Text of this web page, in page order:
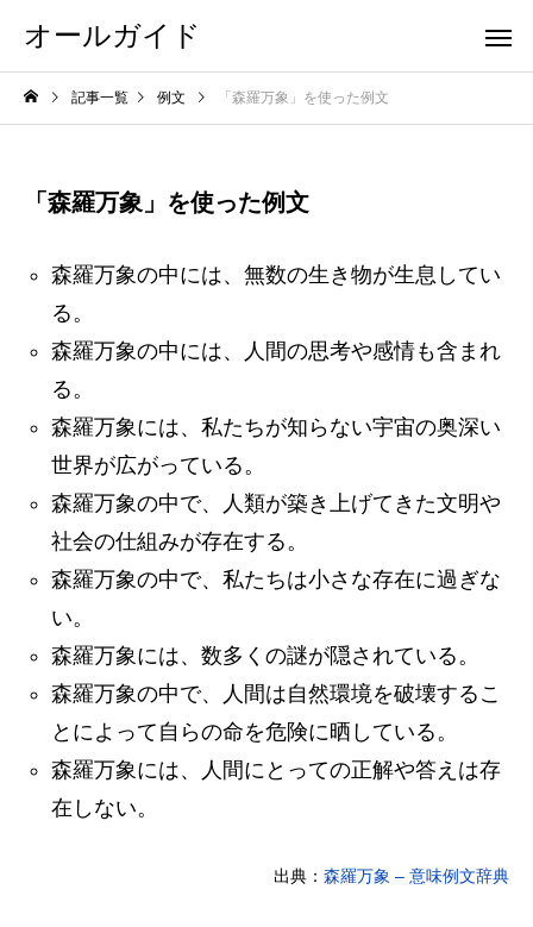
オールガイド
記事一覧 例文 「森羅万象」を使った例文
「森羅万象」を使った例文
森羅万象の中には、無数の生き物が生息してい
る。
森羅万象の中には、人間の思考や感情も含まれ
る。
森羅万象には、私たちが知らない宇宙の奥深い
世界が広がっている。
森羅万象の中で、人類が築き上げてきた文明や
社会の仕組みが存在する。
森羅万象の中で、私たちは小さな存在に過ぎな
い。
森羅万象には、数多くの謎が隠されている。
森羅万象の中で、人間は自然環境を破壊するこ
とによって自らの命を危険に晒している。
森羅万象には、人間にとっての正解や答えは存
在しない。
出典： 森羅万象 – 意味例文辞典